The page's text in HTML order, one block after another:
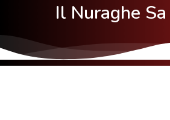
Il Nuraghe